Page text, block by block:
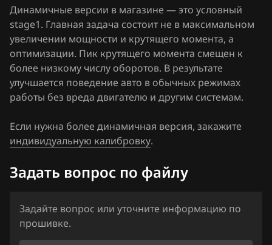
FAW
Fiat
Ford
Forthing
GAC
Genesis
GMC
Great Wall
Sagem S3000
Siemens Simtec 56.x
Siemens Simtec 71.1
Siemens Simtec 71.5
Siemens Simtec 71.6
Siemens Simtec 75.x
Siemens Simtec 81.x
Динамичные версии в магазине — это условный
stage1. Главная задача состоит не в максимальном
увеличении мощности и крутящего момента, а
оптимизации. Пик крутящего момента смещен к
более низкому числу оборотов. В результате
улучшается поведение авто в обычных режимах
работы без вреда двигателю и другим системам.
Если нужна более динамичная версия, закажите
индивидуальную калибровку.
Задать вопрос по файлу
Задайте вопрос или уточните информацию по
прошивке.